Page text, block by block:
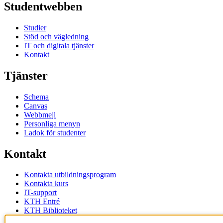
Studentwebben
Studier
Stöd och vägledning
IT och digitala tjänster
Kontakt
Tjänster
Schema
Canvas
Webbmejl
Personliga menyn
Ladok för studenter
Kontakt
Kontakta utbildningsprogram
Kontakta kurs
IT-support
KTH Entré
KTH Biblioteket